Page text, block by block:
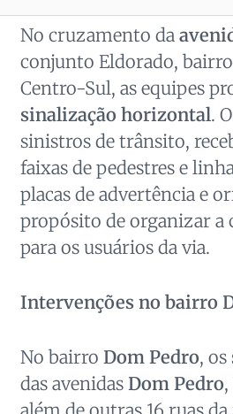
No cruzamento da
conjunto Eldorado, bairro
Centro-Sul, as equipes
sinalização horizontal.
sinistros de trânsito,
faixas de pedestres e
placas de advertência e
propósito de organizar a
para os usuários da via.
Intervenções no bairro
No bairro Dom Pedro,
das avenidas Dom Pedro,